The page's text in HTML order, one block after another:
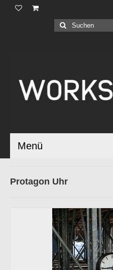
Suchen
nach:
Menü
Blog |
Protagon Uhr